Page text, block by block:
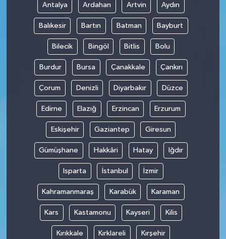
Antalya Ardahan Artvin Aydın
Balıkesir Bartın Batman Bayburt
Bilecik Bingöl Bitlis Bolu
Burdur Bursa Çanakkale Çankırı
Çorum Denizli Diyarbakır Düzce
Edirne Elazığ Erzincan Erzurum
Eskişehir Gaziantep Giresun
Gümüşhane Hakkâri Hatay Iğdır
Isparta İstanbul İzmir
Kahramanmaraş Karabük Karaman
Kars Kastamonu Kayseri Kilis
Kırıkkale Kırklareli Kırşehir